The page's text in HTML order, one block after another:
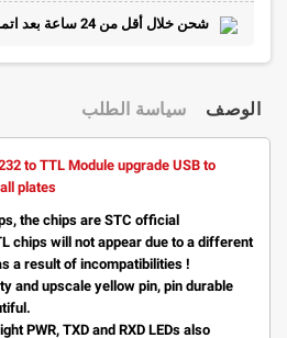
شحن خلال أقل من 24 ساعة بعد اتمام الطلب.
الوصف سياسة الطلب
to TTL Module upgrade USB to
plates
the chips are STC official
chips will not appear due to a different
a result of incompatibilities !
and upscale yellow pin, pin durable
PWR, TXD and RXD LEDs also